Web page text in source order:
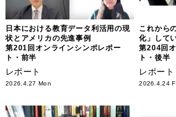
日本における教育データ利活用の現
状とアメリカの先進事例
第201回オンラインシンポレポー
ト・前半
レポート
2026.4.27 Mon
これから
化」して
第204回
ト・後半
レポート
2026.4.24